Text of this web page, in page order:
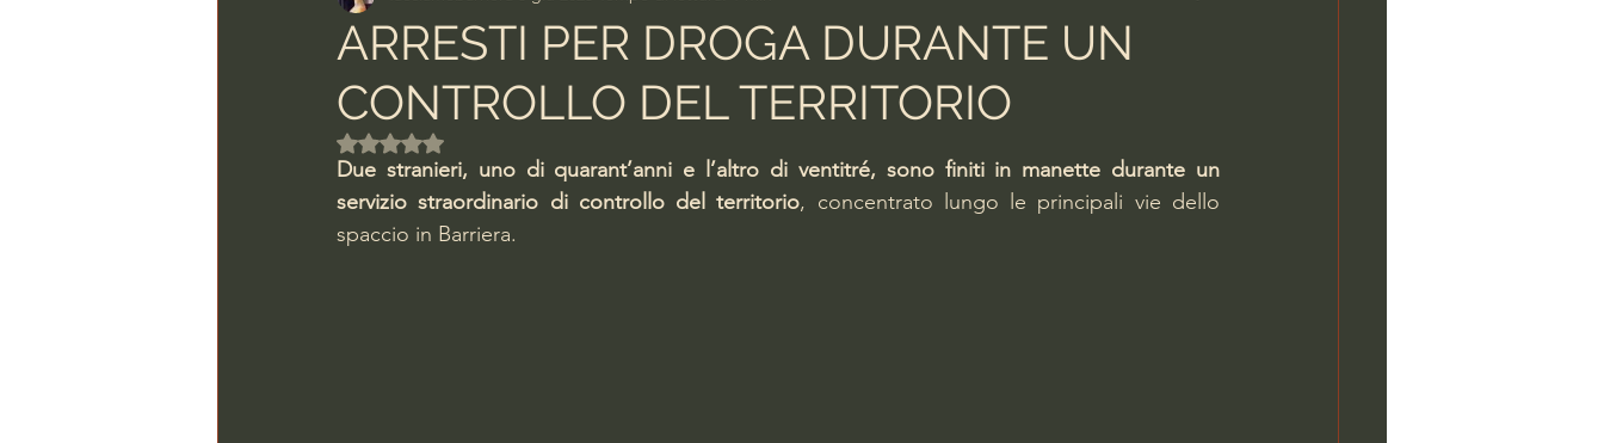
ARRESTI PER DROGA DURANTE UN
CONTROLLO DEL TERRITORIO
Valutazione NaN stelle su 5.
Due stranieri, uno di quarant’anni e l’altro di ventitré, sono finiti in manette durante un
servizio straordinario di controllo del territorio, concentrato lungo le principali vie dello
spaccio in Barriera.